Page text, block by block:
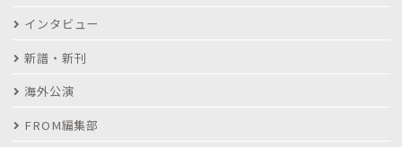
インタビュー
新譜・新刊
海外公演
FROM編集部